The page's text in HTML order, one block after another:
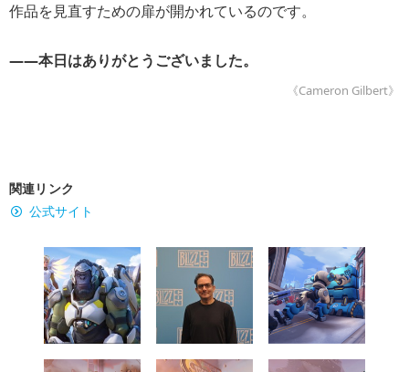
作品を見直すための扉が開かれているのです。
――本日はありがとうございました。
《Cameron Gilbert》
関連リンク
公式サイト